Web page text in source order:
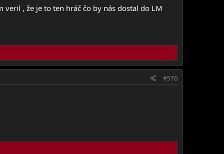
veril , že je to ten hráč čo by nás dostal do LM
#576